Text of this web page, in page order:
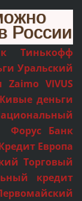
России
Тинькофф
Уральский
VIVUS
деньги
Форус Банк
Европа
Торговый
кредит